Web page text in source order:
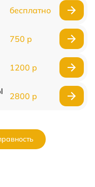
бесплатно
750 р
1200 р
2800 р